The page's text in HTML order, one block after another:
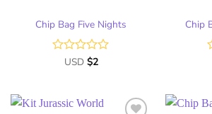
Chip Bag Five Nights
Valorado
5
USD $2
Chip